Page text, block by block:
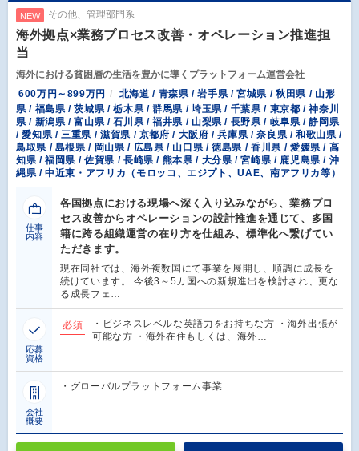
NEW その他、管理部門系
海外拠点×業務プロセス改善・オペレーション推進担
当
海外における貧困層の生活を豊かに導くプラットフォーム運営会社
600万円～899万円
北海道 / 青森県 / 岩手県 / 宮城県 / 秋田県 / 山形
県 / 福島県 / 茨城県 / 栃木県 / 群馬県 / 埼玉県 / 千葉県 / 東京都 / 神奈川
県 / 新潟県 / 富山県 / 石川県 / 福井県 / 山梨県 / 長野県 / 岐阜県 / 静岡県
/ 愛知県 / 三重県 / 滋賀県 / 京都府 / 大阪府 / 兵庫県 / 奈良県 / 和歌山県 /
鳥取県 / 島根県 / 岡山県 / 広島県 / 山口県 / 徳島県 / 香川県 / 愛媛県 / 高
知県 / 福岡県 / 佐賀県 / 長崎県 / 熊本県 / 大分県 / 宮崎県 / 鹿児島県 / 沖
縄県 / 中近東・アフリカ（モロッコ、エジプト、UAE、南アフリカ等）
仕事
内容
各国拠点における現場へ深く入り込みながら、業務プロ
セス改善からオペレーションの設計推進を通じて、多国
籍に跨る組織運営の在り方を仕組み、標準化へ繋げてい
ただきます。
現在同社では、海外複数国にて事業を展開し、順調に成長を
続けています。 今後3～5カ国への新規進出を検討され、更な
る成長フェ…
応募
資格
必須
・ビジネスレベルな英語力をお持ちな方 ・海外出張が
可能な方 ・海外在住もしくは、海外…
会社
概要
・グローバルプラットフォーム事業